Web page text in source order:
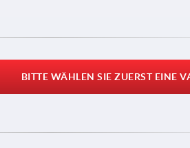
BITTE WÄHLEN SIE ZUERST EINE